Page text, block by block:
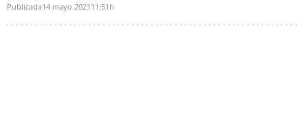
Publicada14 mayo 2021 11:51h